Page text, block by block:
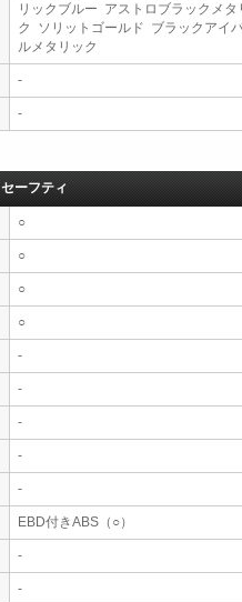
リックブルー アストロブラックメタ
ク ソリットゴールド ブラックアイ
ルメタリック
-
-
セーフティ
○
○
○
○
-
-
-
-
-
EBD付きABS（○）
-
-